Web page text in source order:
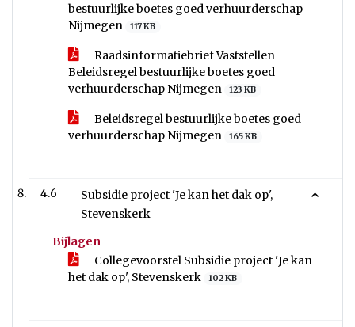
bestuurlijke boetes goed verhuurderschap
Nijmegen
117 KB
Raadsinformatiebrief Vaststellen
Beleidsregel bestuurlijke boetes goed
verhuurderschap Nijmegen
123 KB
Beleidsregel bestuurlijke boetes goed
verhuurderschap Nijmegen
165 KB
4.6
Subsidie project 'Je kan het dak op',
Stevenskerk
Bijlagen
Collegevoorstel Subsidie project 'Je kan
het dak op', Stevenskerk
102 KB